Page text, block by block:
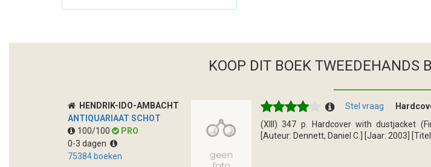
KOOP DIT BOEK TWEEDEHANDS
HENDRIK-IDO-AMBACHT
ANTIQUARIAAT SCHOT
100/100
PRO
0-3 dagen
75384 boeken
Stel vraag
(XIII) 347 p. Hardcover with dustjacket
[Auteur: Dennett, Daniel C.] [Jaar: 2003]